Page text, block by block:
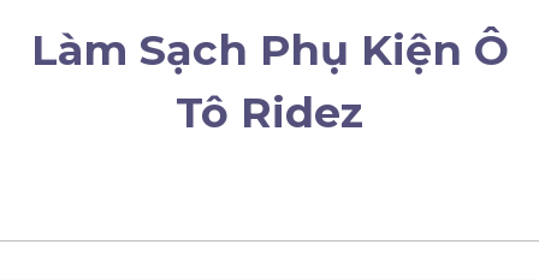
content
Làm Sạch Phụ Kiện Ô
Tô Ridez